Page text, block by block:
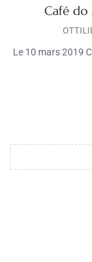
Café do
Le 10 mars 2019